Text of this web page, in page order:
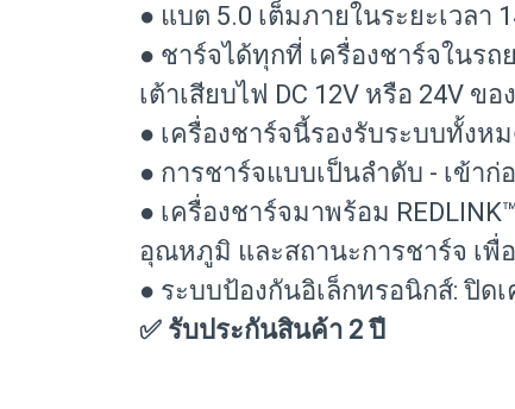
● แบต 5.0 เต็มภายในระยะเวลา
● ชาร์จได้ทุกที่ เครื่องชาร์จในร
เต้าเสียบไฟ DC 12V หรือ 24V ข
● เครื่องชาร์จนี้รองรับระบบทั้งห
● การชาร์จแบบเป็นลำดับ - เข้า
● เครื่องชาร์จมาพร้อม
อุณหภูมิ และสถานะการชาร์จ เพื่
● ระบบป้องกันอิเล็กทรอนิกส์: ปิด
✅ รับประกันสินค้า 2 ปี